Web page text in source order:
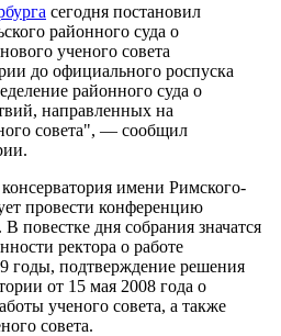
сегодня постановил
районного суда о
ученого совета
до официального роспуска
районного суда о
направленных на
совета", — сообщил
имени Римского-
провести конференцию
В повестке дня собрания значатся
ректора о работе
годы, подтверждение решения
от 15 мая 2008 года о
ученого совета, а также
совета.